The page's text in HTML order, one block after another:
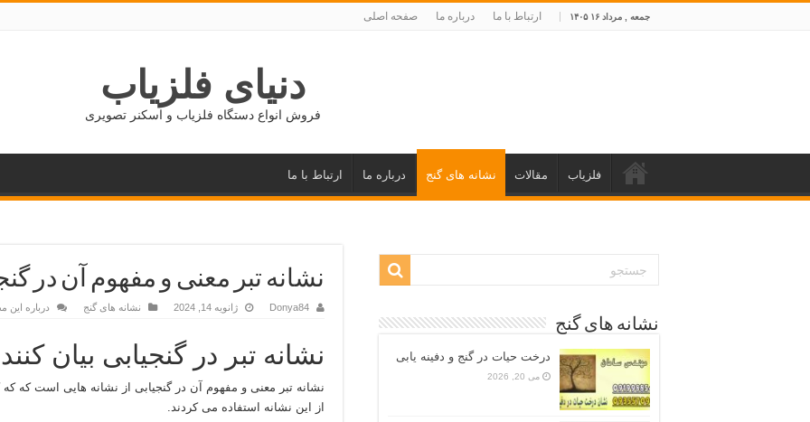
جمعه , مرداد ۱۶ ۱۴۰۵ ارتباط با ما درباره ما صفحه اصلی
دنیای فلزیاب
فروش انواع دستگاه فلزیاب و اسکنر تصویری
فلزیاب مقالات نشانه های گنج درباره ما ارتباط با ما
نشانه تبر معنی و مفهوم آن در
Donya84 ژانویه 14, 2024 نشانه های گنج درباره این
نشانه تبر در گنجیابی بیان
نشانه تبر معنی و مفهوم آن در گنجیابی از نشانه هایی است که
از این نشانه استفاده می کردند.
نشانه های گنج
درخت حیات در گنج و دفینه یابی
می 20, 2026